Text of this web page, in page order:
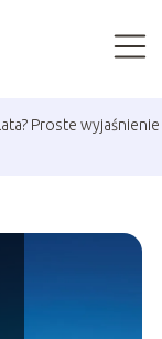
Proste wyjaśnienie